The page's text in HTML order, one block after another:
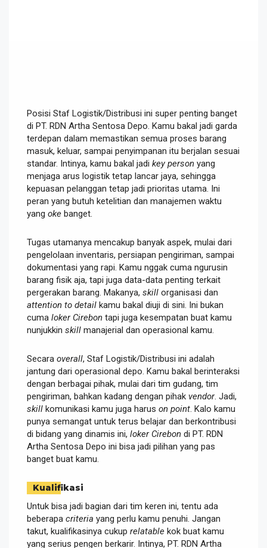
Posisi Staf Logistik/Distribusi ini super penting banget
di PT. RDN Artha Sentosa Depo. Kamu bakal jadi garda
terdepan dalam memastikan semua proses barang
masuk, keluar, sampai penyimpanan itu berjalan sesuai
standar. Intinya, kamu bakal jadi key person yang
menjaga arus logistik tetap lancar jaya, sehingga
kepuasan pelanggan tetap jadi prioritas utama. Ini
peran yang butuh ketelitian dan manajemen waktu
yang oke banget.
Tugas utamanya mencakup banyak aspek, mulai dari
pengelolaan inventaris, persiapan pengiriman, sampai
dokumentasi yang rapi. Kamu nggak cuma ngurusin
barang fisik aja, tapi juga data-data penting terkait
pergerakan barang. Makanya, skill organisasi dan
attention to detail kamu bakal diuji di sini. Ini bukan
cuma loker Cirebon tapi juga kesempatan buat kamu
nunjukkin skill manajerial dan operasional kamu.
Secara overall, Staf Logistik/Distribusi ini adalah
jantung dari operasional depo. Kamu bakal berinteraksi
dengan berbagai pihak, mulai dari tim gudang, tim
pengiriman, bahkan kadang dengan pihak vendor. Jadi,
skill komunikasi kamu juga harus on point . Kalo kamu
punya semangat untuk terus belajar dan berkontribusi
di bidang yang dinamis ini, loker Cirebon di PT. RDN
Artha Sentosa Depo ini bisa jadi pilihan yang pas
banget buat kamu.
Kualifikasi
Untuk bisa jadi bagian dari tim keren ini, tentu ada
beberapa criteria yang perlu kamu penuhi. Jangan
takut, kualifikasinya cukup relatable kok buat kamu
yang serius pengen berkarir. Intinya, PT. RDN Artha